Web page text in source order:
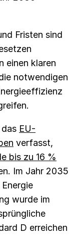
Fristen sind
einen klaren
notwendigen
EU-
verfasst,
bis zu 16 %
Im Jahr 2035
wurde im
D erreichen